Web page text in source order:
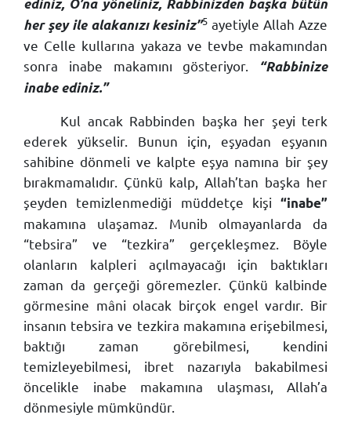
ediniz, O’na yöneliniz, Rabbinizden başka bütün
her şey ile alakanızı kesiniz”5 ayetiyle Allah Azze
ve Celle kullarına yakaza ve tevbe makamından
sonra inabe makamını gösteriyor. “Rabbinize
inabe ediniz.”
Kul ancak Rabbinden başka her şeyi terk
ederek yükselir. Bunun için, eşyadan eşyanın
sahibine dönmeli ve kalpte eşya namına bir şey
bırakmamalıdır. Çünkü kalp, Allah’tan başka her
şeyden temizlenmediği müddetçe kişi “inabe”
makamına ulaşamaz. Munib olmayanlarda da
“tebsira” ve “tezkira” gerçekleşmez. Böyle
olanların kalpleri açılmayacağı için baktıkları
zaman da gerçeği göremezler. Çünkü kalbinde
görmesine mâni olacak birçok engel vardır. Bir
insanın tebsira ve tezkira makamına erişebilmesi,
baktığı zaman görebilmesi, kendini
temizleyebilmesi, ibret nazarıyla bakabilmesi
öncelikle inabe makamına ulaşması, Allah’a
dönmesiyle mümkündür.